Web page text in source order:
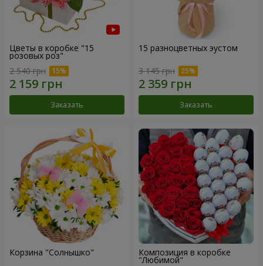
Цветы в коробке "15
розовых роз"
2 540 грн
Заказать
15 разноцветных эустом
3 145 грн
Заказать
Корзина "Солнышко" Композиция в коробке
"Любимой"